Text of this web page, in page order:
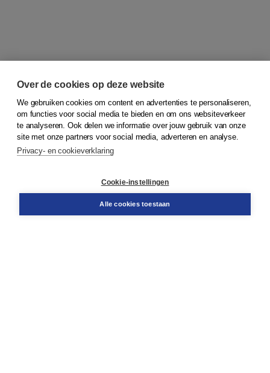
© 2026Koninklijke Boom uitgevers
Bestellen
Over de cookies op deze website
We gebruiken cookies om content en advertenties te personaliseren,
om functies voor social media te bieden en om ons websiteverkeer
te analyseren. Ook delen we informatie over jouw gebruik van onze
site met onze partners voor social media, adverteren en analyse.
Privacy- en cookieverklaring
Cookie-instellingen
Alle cookies toestaan